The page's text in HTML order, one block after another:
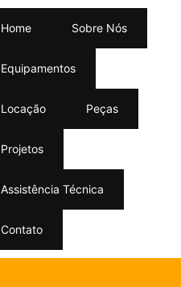
Home Sobre Nós
Equipamentos
Locação Peças
Projetos
Assistência Técnica
Contato